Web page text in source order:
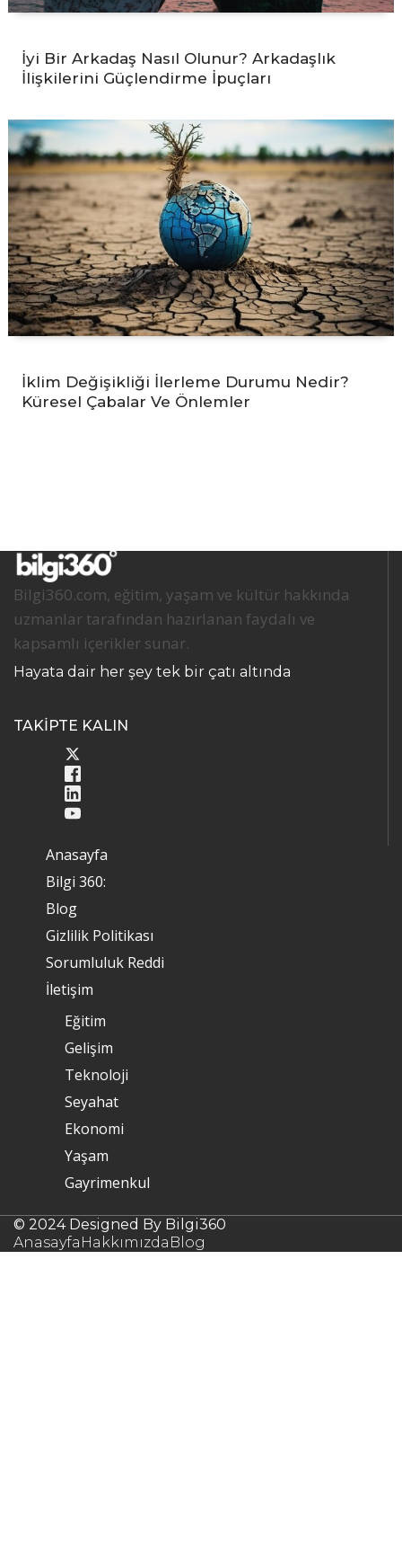
İyi Bir Arkadaş Nasıl Olunur? Arkadaşlık
İlişkilerini Güçlendirme İpuçları
İklim Değişikliği İlerleme Durumu Nedir?
Küresel Çabalar Ve Önlemler
Bilgi360.com, eğitim, yaşam ve kültür hakkında
uzmanlar tarafından hazırlanan faydalı ve
kapsamlı içerikler sunar.
Hayata dair her şey tek bir çatı altında
TAKİPTE KALIN
Anasayfa
Bilgi 360:
Blog
Gizlilik Politikası
Sorumluluk Reddi
İletişim
Eğitim
Gelişim
Teknoloji
Seyahat
Ekonomi
Yaşam
Gayrimenkul
© 2024 Designed By Bilgi360
Anasayfa Hakkımızda Blog